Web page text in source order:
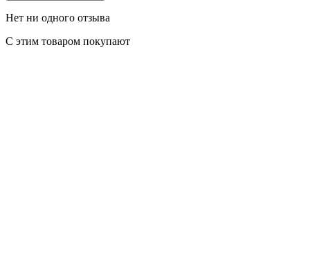
Нет ни одного отзыва
С этим товаром покупают